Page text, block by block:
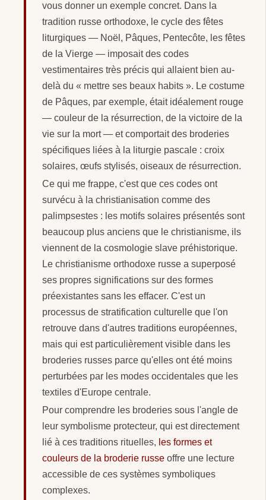
vous donner un exemple concret. Dans la
tradition russe orthodoxe, le cycle des fêtes
liturgiques — Noël, Pâques, Pentecôte, les fêtes
de la Vierge — imposait des codes
vestimentaires très précis qui allaient bien au-
delà du « mettre ses beaux habits ». Le costume
de Pâques, par exemple, était idéalement rouge
— couleur de la résurrection, de la victoire de la
vie sur la mort — et comportait des broderies
spécifiques liées à la liturgie pascale : croix
solaires, œufs stylisés, oiseaux de résurrection.
Ce qui me frappe, c'est que ces codes ont
survécu à la christianisation comme des
palimpsestes : les motifs solaires présentés sont
beaucoup plus anciens que le christianisme, ils
viennent de la cosmologie slave préhistorique.
Le christianisme orthodoxe russe a superposé
ses propres significations sur des formes
préexistantes sans les effacer. C'est un
processus de stratification culturelle que l'on
retrouve dans d'autres traditions européennes,
mais qui est particulièrement visible dans les
broderies russes parce qu'elles ont été moins
perturbées par les modes occidentales que les
textiles d'Europe centrale.
Pour comprendre les broderies sous l'angle de
leur symbolisme protecteur, qui est directement
lié à ces traditions rituelles, les formes et
couleurs de la broderie russe offre une lecture
accessible de ces systèmes symboliques
complexes.